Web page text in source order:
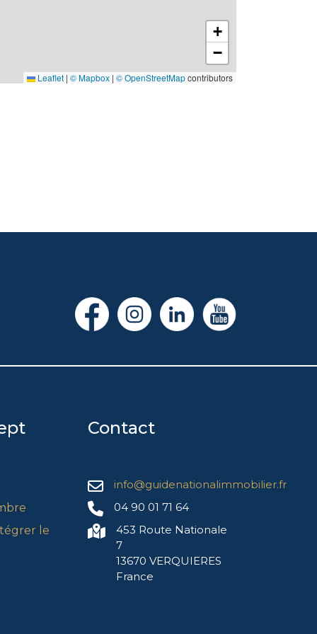
+
−
Leaflet | © Mapbox | © OpenStreetMapcontributors
le
Contact
info@guidenationalimmobilier.fr
04 90 01 71 64
453 Route Nationale
7
13670 VERQUIERES
France